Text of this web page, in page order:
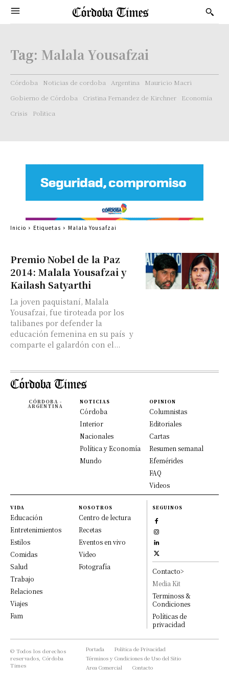
Tag: Malala Yousafzai
Córdoba Noticias de cordoba Argentina
Mauricio Macri
Gobierno de Córdoba
Cristina Fernandez de Kirchner
Economía
Crisis
Politica
Premio Nobel de la Paz
2014: Malala Yousafzai y
Kailash Satyarthi
La joven paquistaní, Malala
Yousafzai, fue tiroteada por los
talibanes por defender la
educación femenina en su país y
comparte el galardón con el...
Inicio Etiquetas Malala Yousafzai
CÓRDOBA -
ARGENTINA
NOTICIAS
Córdoba
Interior
Nacionales
Política y Economía
Mundo
OPINION
Columnistas
Editoriales
Cartas
Resumen semanal
Efemérides
FAQ
Videos
VIDA
Educación
Entretenimientos
Estilos
Comidas
Salud
Trabajo
Relaciones
Viajes
Fam
NOSOTROS
Centro de lectura
Recetas
Eventos en vivo
Video
Fotografía
SEGUINOS
Contacto>
Media Kit
Terminoss &
Condiciones
Políticas de
privacidad
© Todos los derechos
reservados, Córdoba
Times
Portada
Política de Privacidad
Términos y Condiciones de Uso del Sitio
Area Comercial
Contacto